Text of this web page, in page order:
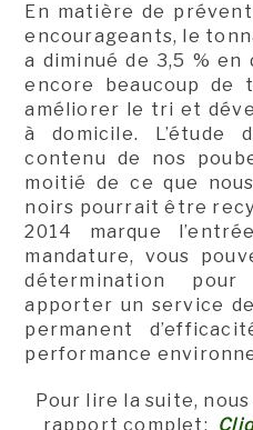
En matière de
encourageants, le
a diminué de 3,5 % en
encore beaucoup de
améliorer le tri et
à domicile. L’étude
contenu de nos
moitié de ce que
noirs pourrait être
2014 marque
mandature, vous
détermination
apporter un service
permanent
performance
Pour lire la suite,
rapport complet: